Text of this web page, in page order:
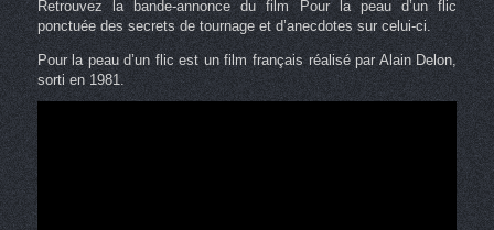
Retrouvez la bande-annonce du film Pour la peau d’un flic
ponctuée des secrets de tournage et d’anecdotes sur celui-ci.
Pour la peau d’un flic est un film français réalisé par Alain Delon,
sorti en 1981.